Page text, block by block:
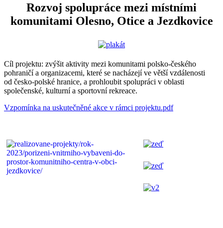
Rozvoj spolupráce mezi místními
komunitami Olesno, Otice a Jezdkovice
Cíl projektu: zvýšit aktivity mezi komunitami polsko-českého
pohraničí a organizacemi, které se nacházejí ve větší vzdálenosti
od česko-polské hranice, a prohloubit spolupráci v oblasti
společenské, kulturní a sportovní rekreace.
Vzpomínka na uskutečněné akce v rámci projektu.pdf